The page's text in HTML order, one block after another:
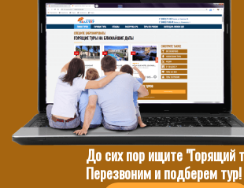
До сих пор ищите "Горящий
Перезвоним и подберем тур!